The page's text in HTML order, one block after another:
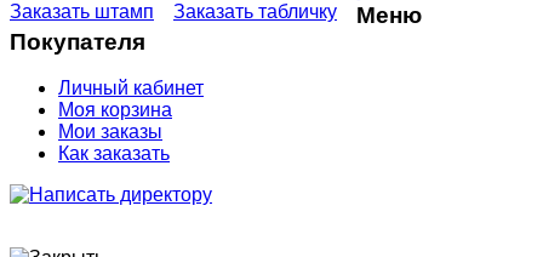
Заказать штамп Заказать табличку
Меню
Покупателя
Личный кабинет
Моя корзина
Мои заказы
Как заказать